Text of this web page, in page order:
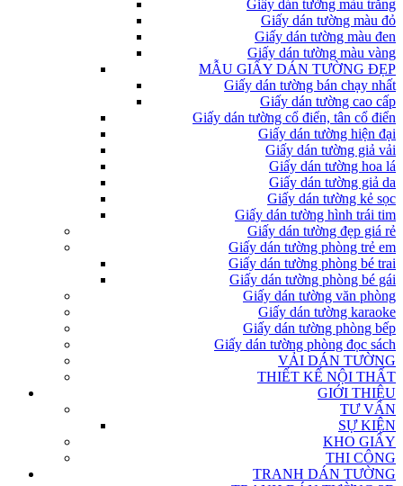
Giấy dán tường màu trắng
Giấy dán tường màu đỏ
Giấy dán tường màu đen
Giấy dán tường màu vàng
MẪU GIẤY DÁN TƯỜNG ĐẸP
Giấy dán tường bán chạy nhất
Giấy dán tường cao cấp
Giấy dán tường cổ điển, tân cổ điển
Giấy dán tường hiện đại
Giấy dán tường giả vải
Giấy dán tường hoa lá
Giấy dán tường giả da
Giấy dán tường kẻ sọc
Giấy dán tường hình trái tim
Giấy dán tường đẹp giá rẻ
Giấy dán tường phòng trẻ em
Giấy dán tường phòng bé trai
Giấy dán tường phòng bé gái
Giấy dán tường văn phòng
Giấy dán tường karaoke
Giấy dán tường phòng bếp
Giấy dán tường phòng đọc sách
VẢI DÁN TƯỜNG
THIẾT KẾ NỘI THẤT
GIỚI THIỆU
TƯ VẤN
SỰ KIỆN
KHO GIẤY
THI CÔNG
TRANH DÁN TƯỜNG